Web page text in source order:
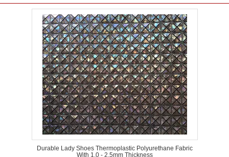
Durable Lady Shoes Thermoplastic Polyurethane Fabric
With 1.0 - 2.5mm Thickness